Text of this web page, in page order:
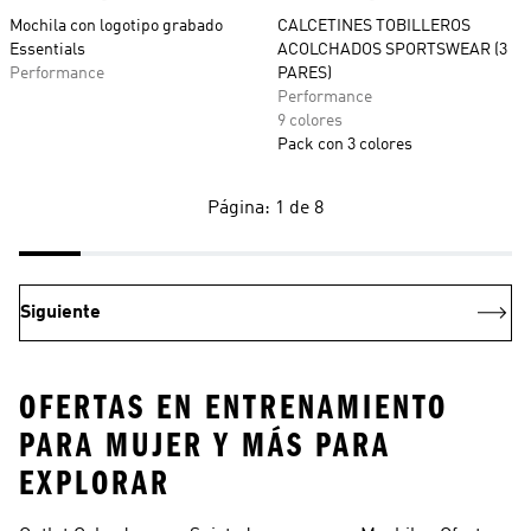
Mochila con logotipo grabado
Essentials
Performance
CALCETINES TOBILLEROS
ACOLCHADOS SPORTSWEAR (3
PARES)
Performance
9 colores
Pack con 3 colores
Página: 1 de 8
Siguiente
OFERTAS EN ENTRENAMIENTO
PARA MUJER Y MÁS PARA
EXPLORAR